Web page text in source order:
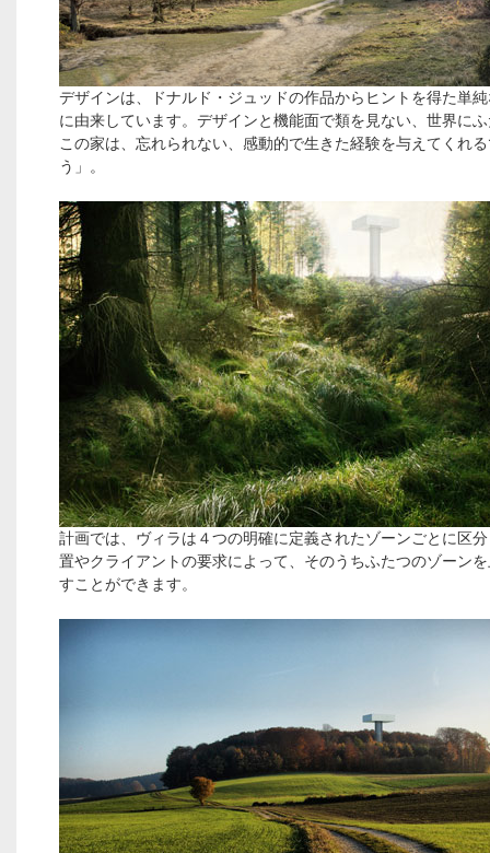
デザインは、ドナルド・ジュッドの作品からヒントを得た単
に由来しています。デザインと機能面で類を見ない、世界に
この家は、忘れられない、感動的で生きた経験を与えてくれ
う」。
計画では、ヴィラは４つの明確に定義されたゾーンごとに区
置やクライアントの要求によって、そのうちふたつのゾーン
すことができます。